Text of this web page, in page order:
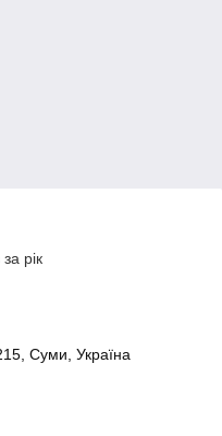
рік
Суми, Україна